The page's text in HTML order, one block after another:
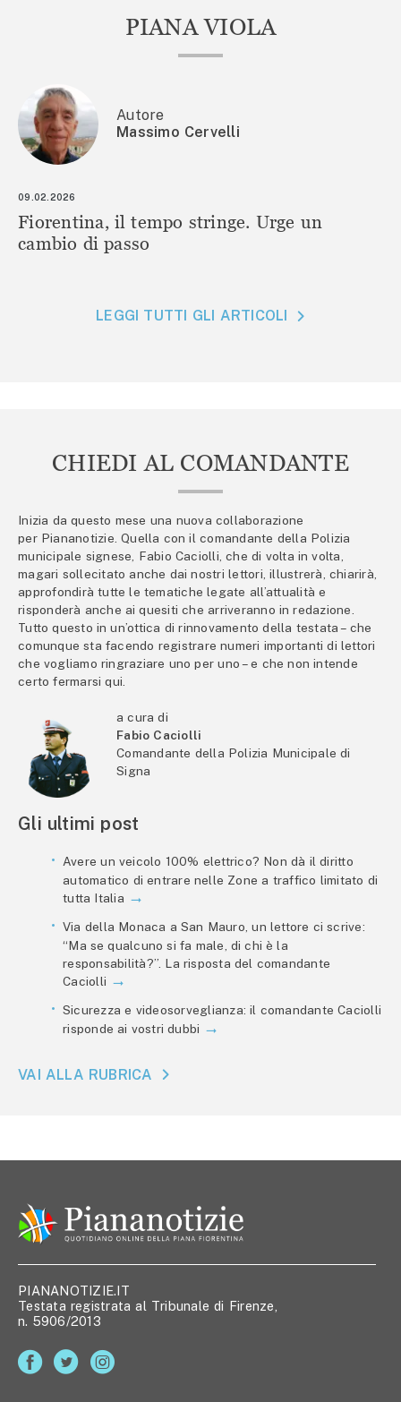
PIANA VIOLA
Autore
Massimo Cervelli
09.02.2026
Fiorentina, il tempo stringe. Urge un
cambio di passo
LEGGI TUTTI GLI ARTICOLI
CHIEDI AL COMANDANTE
Inizia da questo mese una nuova collaborazione
per Piananotizie. Quella con il comandante della Polizia
municipale signese, Fabio Caciolli, che di volta in volta,
magari sollecitato anche dai nostri lettori, illustrerà, chiarirà,
approfondirà tutte le tematiche legate all’attualità e
risponderà anche ai quesiti che arriveranno in redazione.
Tutto questo in un’ottica di rinnovamento della testata – che
comunque sta facendo registrare numeri importanti di lettori
che vogliamo ringraziare uno per uno – e che non intende
certo fermarsi qui.
a cura di
Fabio Caciolli
Comandante della Polizia Municipale di
Signa
Gli ultimi post
Avere un veicolo 100% elettrico? Non dà il diritto
automatico di entrare nelle Zone a traffico limitato di
tutta Italia
Via della Monaca a San Mauro, un lettore ci scrive:
“Ma se qualcuno si fa male, di chi è la
responsabilità?”. La risposta del comandante
Caciolli
Sicurezza e videosorveglianza: il comandante Caciolli
risponde ai vostri dubbi
VAI ALLA RUBRICA
PIANANOTIZIE.IT
Testata registrata al Tribunale di Firenze,
n. 5906/2013